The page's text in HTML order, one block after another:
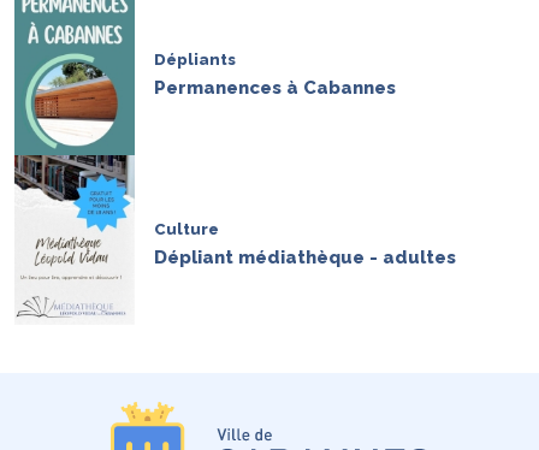
Dépliants
Permanences à Cabannes
Culture
Dépliant médiathèque - adultes